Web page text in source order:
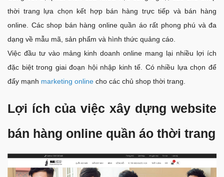
thời trang lựa chọn kết hợp bán hàng trực tiếp và bán hàng
online. Các shop bán hàng online quần áo rất phong phú và đa
dạng về mẫu mã, sản phẩm và hình thức quảng cáo.
Việc đầu tư vào mảng kinh doanh online mang lại nhiều lợi ích
đặc biệt trong giai đoạn hội nhập kinh tế. Có nhiều lựa chọn để
đẩy mạnh marketing online cho các chủ shop thời trang.
Lợi ích của việc xây dựng website
bán hàng online quần áo thời trang